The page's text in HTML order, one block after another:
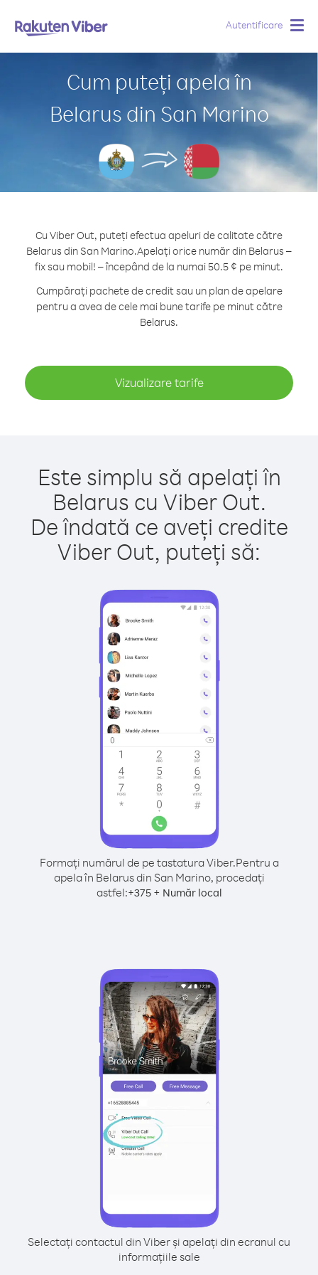
Autentificare
Cum puteți apela în
Belarus din San Marino
Cu Viber Out, puteți efectua apeluri de calitate către
Belarus din San Marino.Apelați orice număr din Belarus –
fix sau mobil! – începând de la numai 50.5 ¢ pe minut.
Cumpărați pachete de credit sau un plan de apelare
pentru a avea de cele mai bune tarife pe minut către
Belarus.
Vizualizare tarife
Este simplu să apelați în
Belarus cu Viber Out.
De îndată ce aveți credite
Viber Out, puteți să:
Formați numărul de pe tastatura Viber.Pentru a
apela în Belarus din San Marino, procedați
astfel:+375+ Număr local
Selectați contactul din Viber și apelați din ecranul cu
informațiile sale